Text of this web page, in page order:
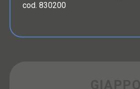
cod. 830200